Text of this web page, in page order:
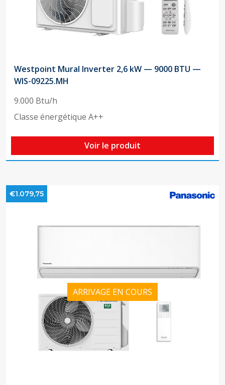
Westpoint Mural Inverter 2,6 kW — 9000 BTU —
WIS-09225.MH
9.000 Btu/h
Classe énergétique A++
Voir le produit
ARRIVAGE EN COURS
€1.079,75